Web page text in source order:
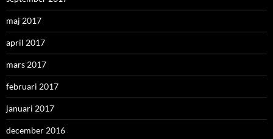
maj 2017
april 2017
mars 2017
februari 2017
januari 2017
december 2016